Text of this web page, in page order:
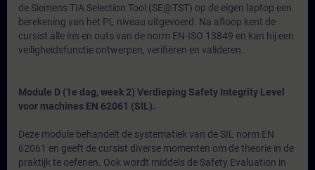
de Siemens TIA Selection Tool (SE@TST) op de eigen laptop een
berekening van het PL niveau uitgevoerd. Na afloop kent de
cursist alle in's en outs van de norm EN-ISO 13849 en kan hij een
veiligheidsfunctie ontwerpen, verifiëren en valideren.
Module D (1e dag, week 2) Verdieping Safety Integrity Level
voor machines EN 62061 (SIL).
Deze module behandelt de systematiek van de SIL norm EN
62061 en geeft de cursist diverse momenten om de theorie in de
praktijk te oefenen. Ook wordt middels de Safety Evaluation in